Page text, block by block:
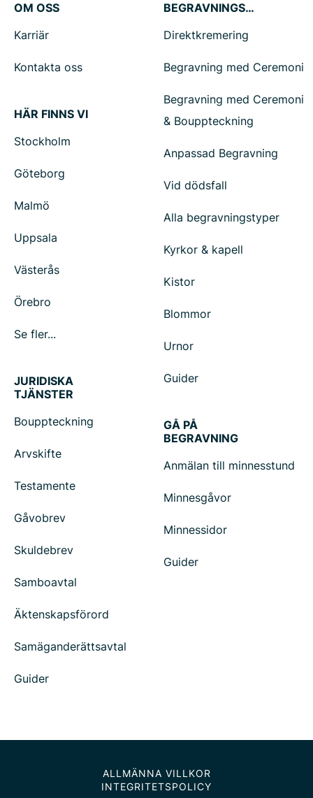
OM OSS
Karriär
Kontakta oss
HÄR FINNS VI
Stockholm
Göteborg
Malmö
Uppsala
Västerås
Örebro
Se fler...
BEGRAVNINGSTJÄNSTER
Direktkremering
Begravning med Ceremoni
Begravning med Ceremoni
& Bouppteckning
Anpassad Begravning
Vid dödsfall
Alla begravningstyper
Kyrkor & kapell
Kistor
Blommor
Urnor
Guider
JURIDISKA
TJÄNSTER
Bouppteckning
Arvskifte
Testamente
Gåvobrev
Skuldebrev
Samboavtal
Äktenskapsförord
Samäganderättsavtal
Guider
GÅ PÅ
BEGRAVNING
Anmälan till minnesstund
Minnesgåvor
Minnessidor
Guider
ALLMÄNNA VILLKOR
INTEGRITETSPOLICY